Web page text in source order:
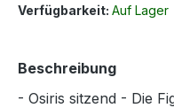
Verfügbarkeit: Auf Lager
Beschreibung
- Osiris sitzend - Die